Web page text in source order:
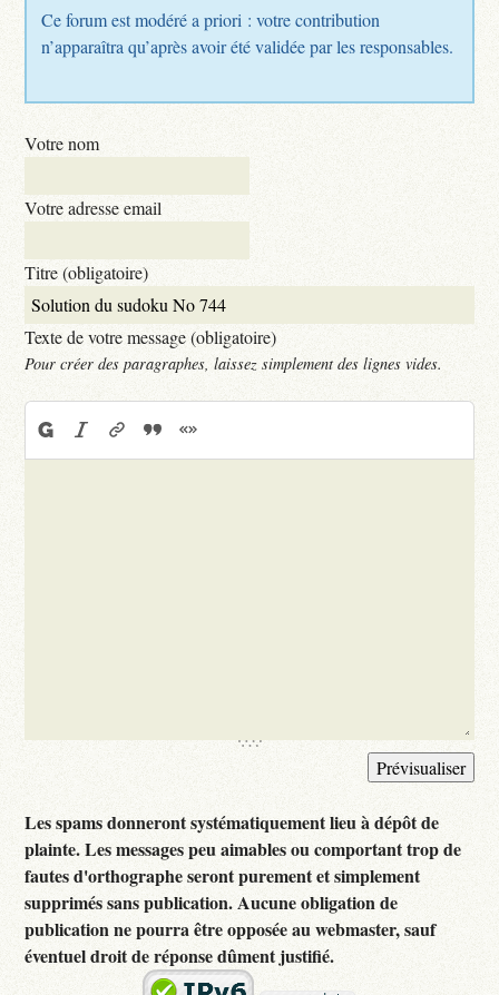
Ce forum est modéré a priori : votre contribution
n’apparaîtra qu’après avoir été validée par les responsables.
Votre nom
Votre adresse email
Titre (obligatoire)
Texte de votre message (obligatoire)
Pour créer des paragraphes, laissez simplement des lignes vides.
Les spams donneront systématiquement lieu à dépôt de
plainte. Les messages peu aimables ou comportant trop de
fautes d'orthographe seront purement et simplement
supprimés sans publication. Aucune obligation de
publication ne pourra être opposée au webmaster, sauf
éventuel droit de réponse dûment justifié.